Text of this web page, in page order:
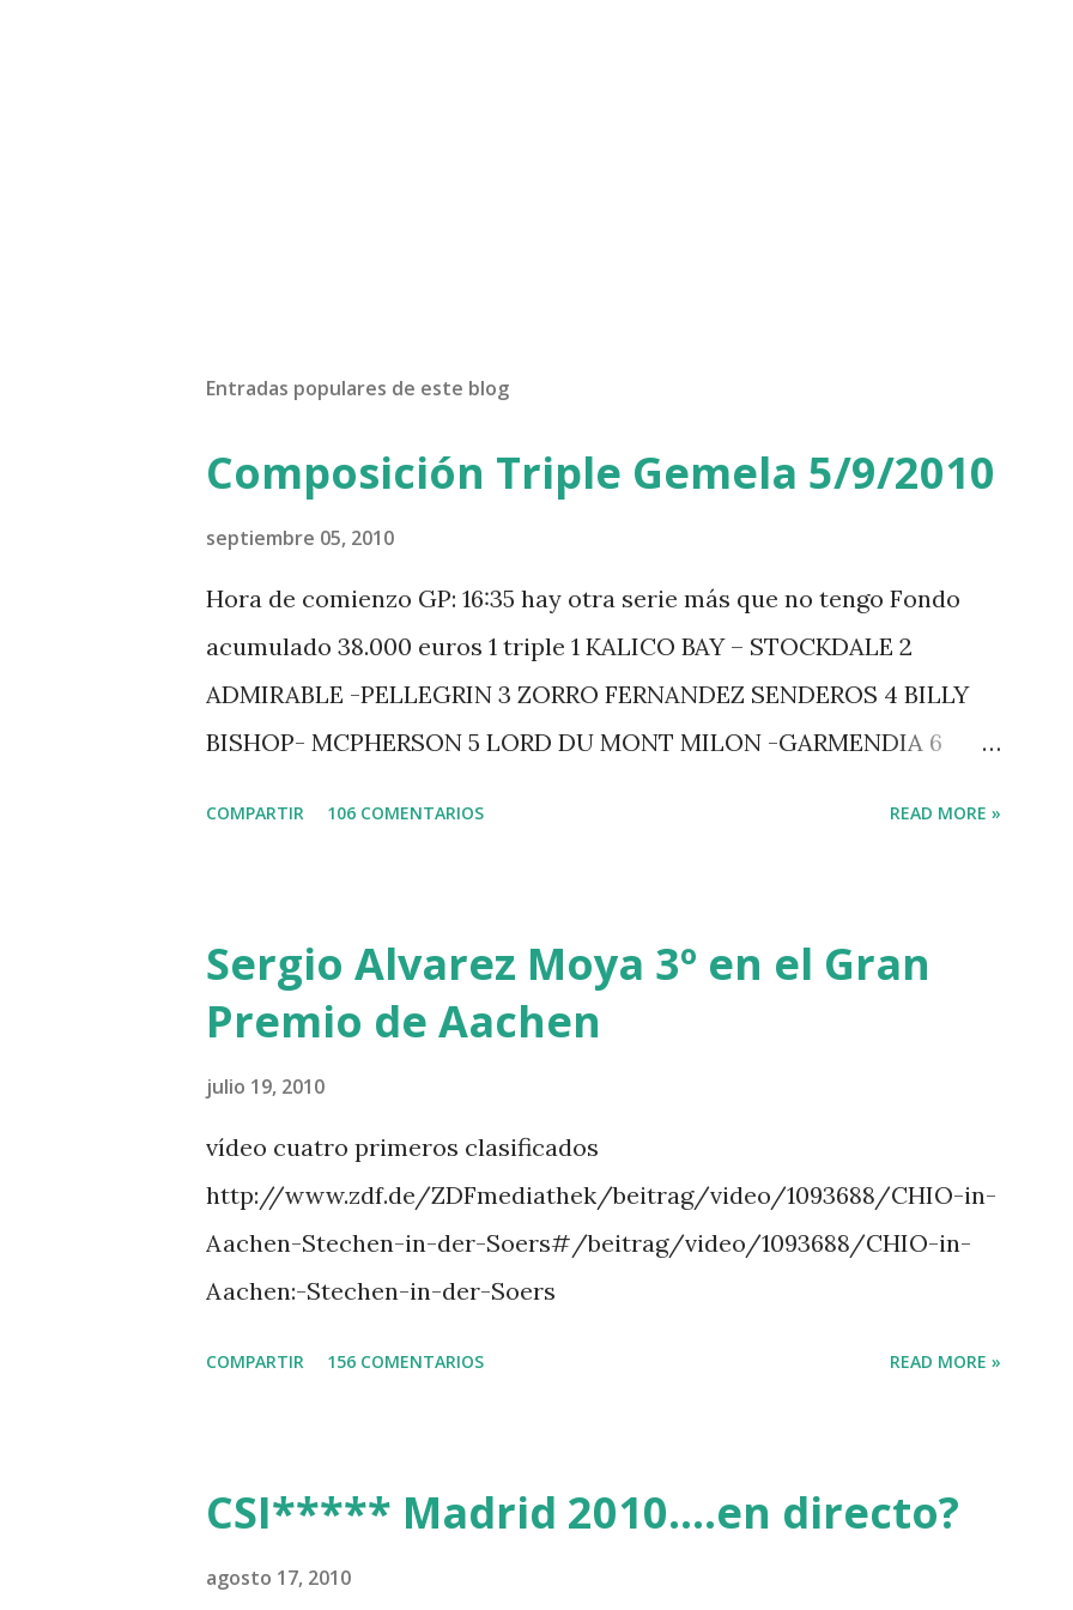
Entradas populares de este blog
Composición Triple Gemela 5/9/2010
septiembre 05, 2010
Hora de comienzo GP: 16:35 hay otra serie más que no tengo Fondo
acumulado 38.000 euros 1 triple 1 KALICO BAY – STOCKDALE 2
ADMIRABLE -PELLEGRIN 3 ZORRO FERNANDEZ SENDEROS 4 BILLY
BISHOP- MCPHERSON 5 LORD DU MONT MILON -GARMENDIA 6
QUERLYBET HERO -LEJAUNE 7 MO CHROI - O’BRIEN 8 CARMENA Z -
BREEN 9 JALLA DE GAVIERE -RAMZY AL DUHAMI 10 NOVEL -
PHILIPPAERTS 3 triple 1 LATE NIGHT -LEVY 2 K CLUB LADY -
COMPARTIR 106 COMENTARIOS READ MORE »
Sergio Alvarez Moya 3º en el Gran
Premio de Aachen
julio 19, 2010
vídeo cuatro primeros clasificados
http://www.zdf.de/ZDFmediathek/beitrag/video/1093688/CHIO-in-
Aachen-Stechen-in-der-Soers#/beitrag/video/1093688/CHIO-in-
Aachen:-Stechen-in-der-Soers
COMPARTIR 156 COMENTARIOS READ MORE »
CSI***** Madrid 2010....en directo?
agosto 17, 2010